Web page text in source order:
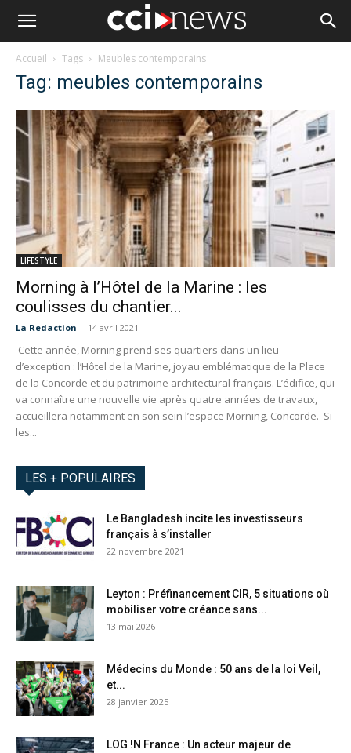
Accueil Tags Meubles contemporains
Tag: meubles contemporains
LIFESTYLE
Morning à l’Hôtel de la Marine : les
coulisses du chantier...
La Redaction - 14 avril 2021
Cette année, Morning prend ses quartiers dans un lieu
d’exception : l’Hôtel de la Marine, joyau emblématique de la Place
de la Concorde et du patrimoine architectural français. L’édifice, qui
va connaître une nouvelle vie après quatre années de travaux,
accueillera notamment en son sein l’espace Morning, Concorde. Si
les...
LES + POPULAIRES
Le Bangladesh incite les investisseurs
français à s’installer
22 novembre 2021
Leyton : Préfinancement CIR, 5 situations où
mobiliser votre créance sans...
13 mai 2026
Médecins du Monde : 50 ans de la loi Veil,
et...
28 janvier 2025
LOG !N France : Un acteur majeur de